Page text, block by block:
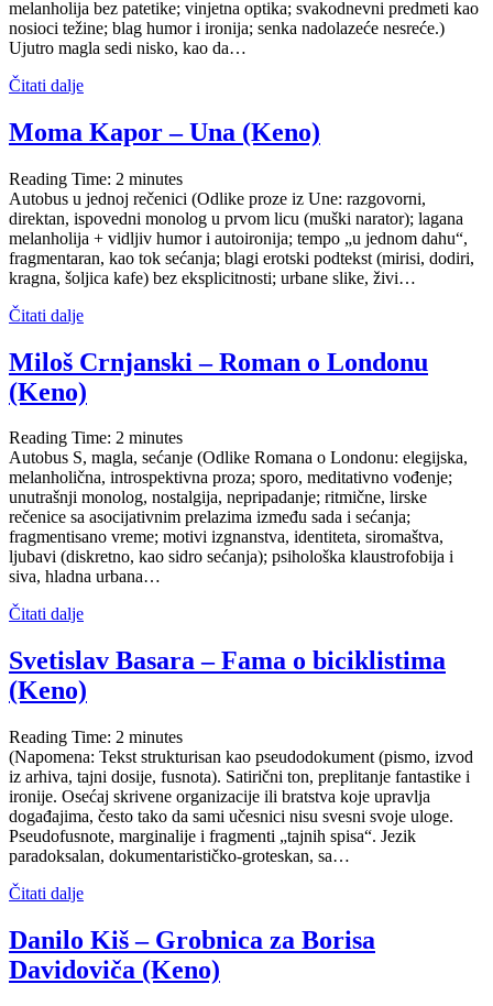
melanholija bez patetike; vinjetna optika; svakodnevni predmeti kao
nosioci težine; blag humor i ironija; senka nadolazeće nesreće.)
Ujutro magla sedi nisko, kao da…
Čitati dalje
Moma Kapor – Una (Keno)
Reading Time: 2 minutes
Autobus u jednoj rečenici (Odlike proze iz Une: razgovorni,
direktan, ispovedni monolog u prvom licu (muški narator); lagana
melanholija + vidljiv humor i autoironija; tempo „u jednom dahu“,
fragmentaran, kao tok sećanja; blagi erotski podtekst (mirisi, dodiri,
kragna, šoljica kafe) bez eksplicitnosti; urbane slike, živi…
Čitati dalje
Miloš Crnjanski – Roman o Londonu
(Keno)
Reading Time: 2 minutes
Autobus S, magla, sećanje (Odlike Romana o Londonu: elegijska,
melanholična, introspektivna proza; sporo, meditativno vođenje;
unutrašnji monolog, nostalgija, nepripadanje; ritmične, lirske
rečenice sa asocijativnim prelazima između sada i sećanja;
fragmentisano vreme; motivi izgnanstva, identiteta, siromaštva,
ljubavi (diskretno, kao sidro sećanja); psihološka klaustrofobija i
siva, hladna urbana…
Čitati dalje
Svetislav Basara – Fama o biciklistima
(Keno)
Reading Time: 2 minutes
(Napomena: Tekst strukturisan kao pseudodokument (pismo, izvod
iz arhiva, tajni dosije, fusnota). Satirični ton, preplitanje fantastike i
ironije. Osećaj skrivene organizacije ili bratstva koje upravlja
događajima, često tako da sami učesnici nisu svesni svoje uloge.
Pseudofusnote, marginalije i fragmenti „tajnih spisa“. Jezik
paradoksalan, dokumentarističko-groteskan, sa…
Čitati dalje
Danilo Kiš – Grobnica za Borisa
Davidoviča (Keno)